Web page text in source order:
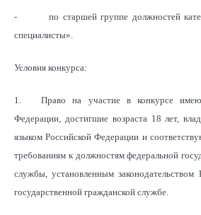
- по старшей группе должностей
специалисты».
Условия конкурса:
1. Право на участие в конкурсе имеют
Федерации, достигшие возраста 18 лет,
языком Российской Федерации и
требованиям к должностям федеральной
службы, установленным
государственной гражданской службе.